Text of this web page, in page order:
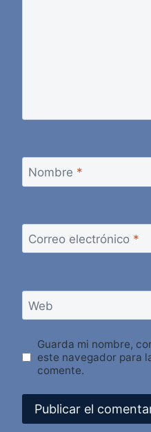
Nombre *
Correo electrónico *
Web
Guarda mi nombre,
este navegador para
comente.